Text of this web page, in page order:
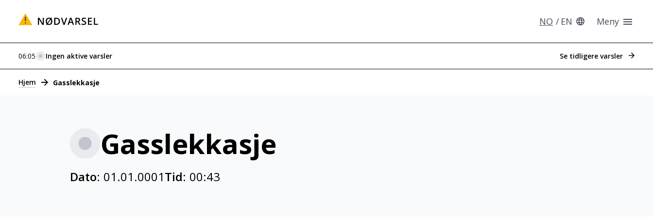
NO EN Meny
Varsler
06:05 Ingen aktive varsler Se tidligere varsler
Hjem Gasslekkasje
Gasslekkasje
Dato: 01.01.0001Tid: 00:43